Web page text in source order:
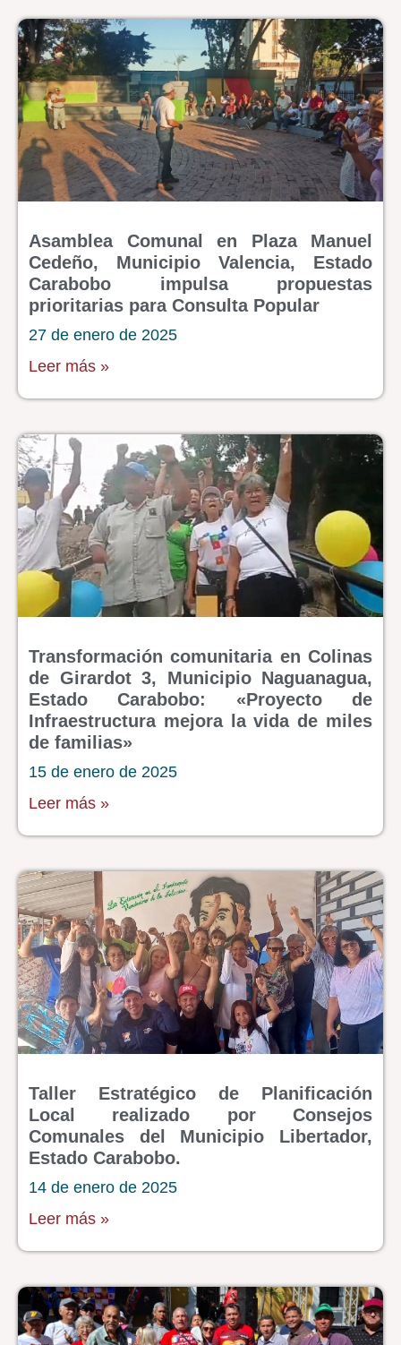
Asamblea Comunal en Plaza Manuel
Cedeño, Municipio Valencia, Estado
Carabobo impulsa propuestas
prioritarias para Consulta Popular
27 de enero de 2025
Leer más »
Transformación comunitaria en Colinas
de Girardot 3, Municipio Naguanagua,
Estado Carabobo: «Proyecto de
Infraestructura mejora la vida de miles
de familias»
15 de enero de 2025
Leer más »
Taller Estratégico de Planificación
Local realizado por Consejos
Comunales del Municipio Libertador,
Estado Carabobo.
14 de enero de 2025
Leer más »